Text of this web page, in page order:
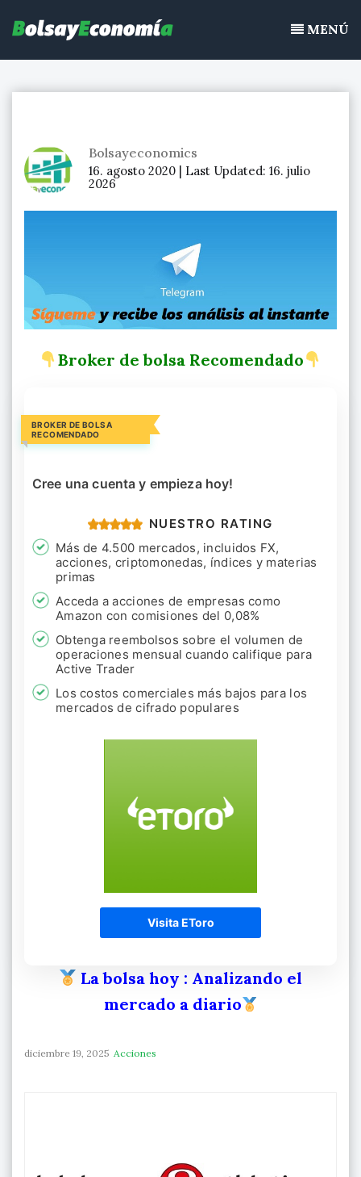
continuo, acciones de bolsa
contenidoMENÚ
Bolsayeconomics
16. agosto 2020 | Last Updated: 16. julio
2026
Broker de bolsa Recomendado
BROKER DE BOLSA
RECOMENDADO
Cree una cuenta y empieza hoy!
NUESTRO RATING
Más de 4.500 mercados, incluidos FX,
acciones, criptomonedas, índices y materias
primas
Acceda a acciones de empresas como
Amazon con comisiones del 0,08%
Obtenga reembolsos sobre el volumen de
operaciones mensual cuando califique para
Active Trader
Los costos comerciales más bajos para los
mercados de cifrado populares
Visita EToro
La bolsa hoy : Analizando el
mercado a diario
diciembre 19, 2025 Acciones